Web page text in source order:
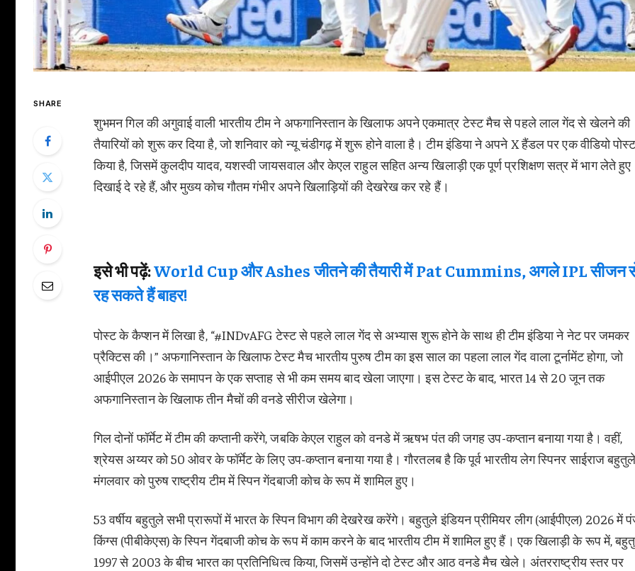
SHARE
शुभमन गिल की अगुवाई वाली भारतीय टीम ने अफगानिस्तान के खिलाफ अपने एकमात्र टेस्ट मैच से पहले लाल गेंद से खेलने की
तैयारियों को शुरू कर दिया है, जो शनिवार को न्यू चंडीगढ़ में शुरू होने वाला है। टीम इंडिया ने अपने X हैंडल पर एक वीडियो
किया है, जिसमें कुलदीप यादव, यशस्वी जायसवाल और केएल राहुल सहित अन्य खिलाड़ी एक पूर्ण प्रशिक्षण सत्र में भाग लेते हुए
दिखाई दे रहे हैं, और मुख्य कोच गौतम गंभीर अपने खिलाड़ियों की देखरेख कर रहे हैं।
इसे भी पढ़ें:World Cup और Ashes जीतने की तैयारी में Pat Cummins, अगले IPL सीजन
रह सकते हैं बाहर!
पोस्ट के कैप्शन में लिखा है, “#INDvAFG टेस्ट से पहले लाल गेंद से अभ्यास शुरू होने के साथ ही टीम इंडिया ने नेट पर जमकर
प्रैक्टिस की।” अफगानिस्तान के खिलाफ टेस्ट मैच भारतीय पुरुष टीम का इस साल का पहला लाल गेंद वाला टूर्नामेंट होगा, जो
आईपीएल 2026 के समापन के एक सप्ताह से भी कम समय बाद खेला जाएगा। इस टेस्ट के बाद, भारत 14 से 20 जून तक
अफगानिस्तान के खिलाफ तीन मैचों की वनडे सीरीज खेलेगा।
गिल दोनों फॉर्मेट में टीम की कप्तानी करेंगे, जबकि केएल राहुल को वनडे में ऋषभ पंत की जगह उप-कप्तान बनाया गया है। वहीं,
श्रेयस अय्यर को 50 ओवर के फॉर्मेट के लिए उप-कप्तान बनाया गया है। गौरतलब है कि पूर्व भारतीय लेग स्पिनर साईराज
मंगलवार को पुरुष राष्ट्रीय टीम में स्पिन गेंदबाजी कोच के रूप में शामिल हुए।
53 वर्षीय बहुतुले सभी प्रारूपों में भारत के स्पिन विभाग की देखरेख करेंगे। बहुतुले इंडियन प्रीमियर लीग (आईपीएल) 2026 में
किंग्स (पीबीकेएस) के स्पिन गेंदबाजी कोच के रूप में काम करने के बाद भारतीय टीम में शामिल हुए हैं। एक खिलाड़ी के रूप में,
1997 से 2003 के बीच भारत का प्रतिनिधित्व किया, जिसमें उन्होंने दो टेस्ट और आठ वनडे मैच खेले। अंतरराष्ट्रीय स्तर पर